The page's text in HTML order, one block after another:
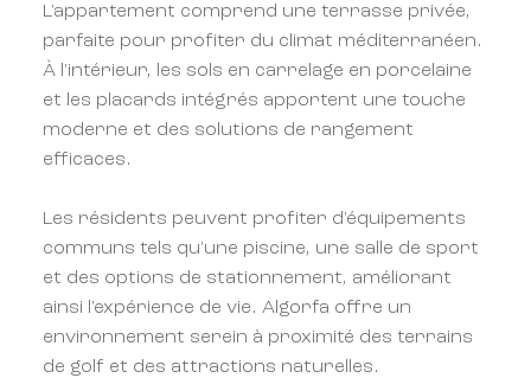
L'appartement comprend une terrasse privée,
parfaite pour profiter du climat méditerranéen.
À l'intérieur, les sols en carrelage en porcelaine
et les placards intégrés apportent une touche
moderne et des solutions de rangement
efficaces.
Les résidents peuvent profiter d'équipements
communs tels qu'une piscine, une salle de sport
et des options de stationnement, améliorant
ainsi l'expérience de vie. Algorfa offre un
environnement serein à proximité des terrains
de golf et des attractions naturelles.